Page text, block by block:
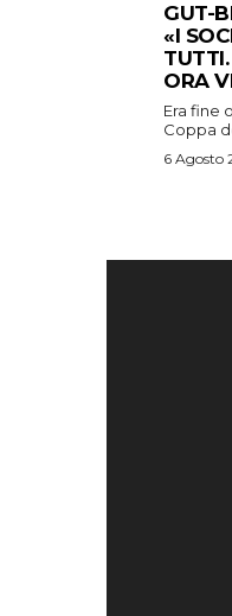
GUT-
«I
TUTTI.
ORA
Era fine
Coppa
6 Agosto